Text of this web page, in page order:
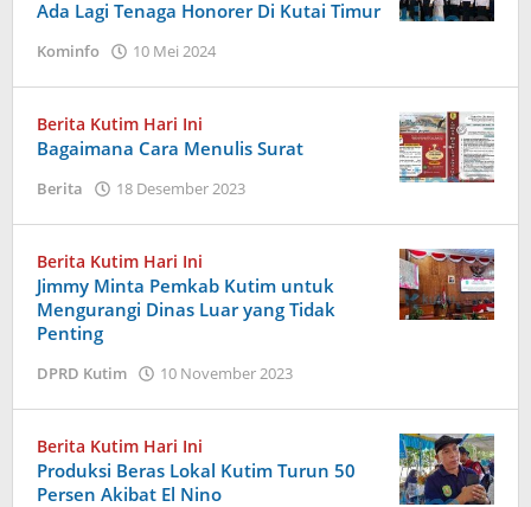
Ada Lagi Tenaga Honorer Di Kutai Timur
Kominfo 10 Mei 2024
Berita Kutim Hari Ini
Bagaimana Cara Menulis Surat
Berita 18 Desember 2023
Berita Kutim Hari Ini
Jimmy Minta Pemkab Kutim untuk
Mengurangi Dinas Luar yang Tidak
Penting
DPRD Kutim 10 November 2023
Berita Kutim Hari Ini
Produksi Beras Lokal Kutim Turun 50
Persen Akibat El Nino